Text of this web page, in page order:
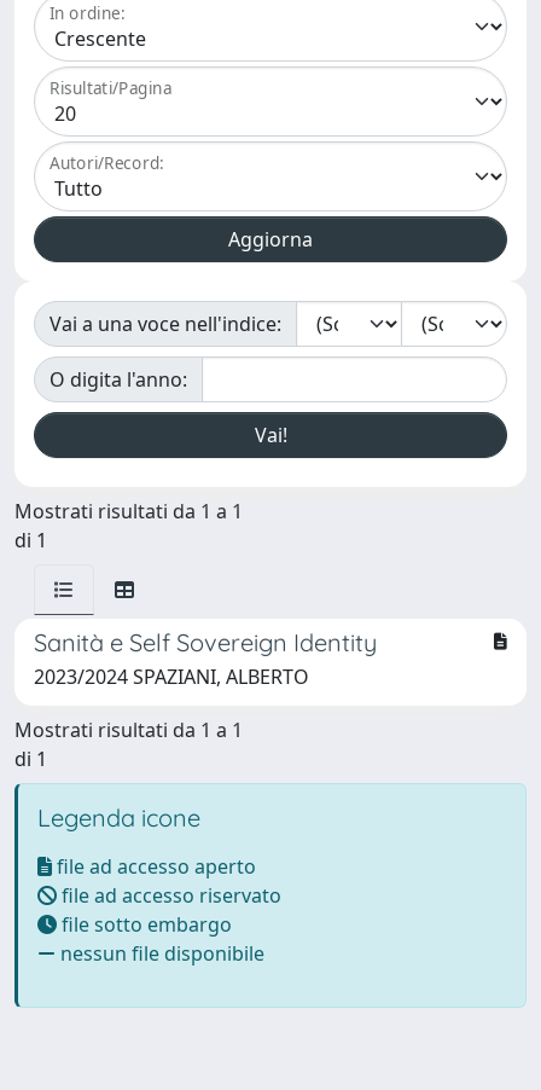
In ordine:
Risultati/Pagina
Autori/Record:
Vai a una voce nell'indice:
O digita l'anno:
Mostrati risultati da 1 a 1
di 1
Sanità e Self Sovereign Identity
2023/2024 SPAZIANI, ALBERTO
Mostrati risultati da 1 a 1
di 1
Legenda icone
file ad accesso aperto
file ad accesso riservato
file sotto embargo
nessun file disponibile